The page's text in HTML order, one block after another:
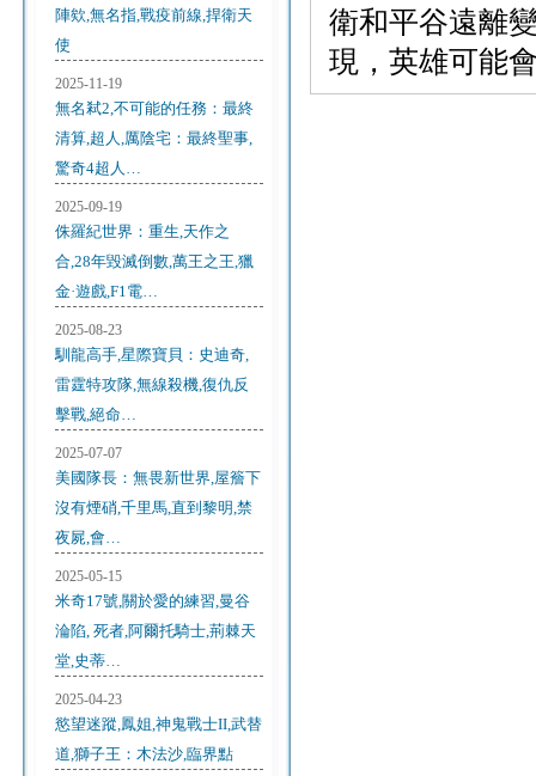
陣欸,無名指,戰疫前線,捍衛天
使
2025-11-19
無名弒2,不可能的任務：最終
清算,超人,厲陰宅：最終聖事,
驚奇4超人…
2025-09-19
侏羅紀世界：重生,天作之
合,28年毀滅倒數,萬王之王,獵
金·遊戲,F1電…
2025-08-23
馴龍高手,星際寶貝：史迪奇,
雷霆特攻隊,無線殺機,復仇反
擊戰,絕命…
2025-07-07
美國隊長：無畏新世界,屋簷下
沒有煙硝,千里馬,直到黎明,禁
夜屍,會…
2025-05-15
米奇17號,關於愛的練習,曼谷
淪陷, 死者,阿爾托騎士,荊棘天
堂,史蒂…
2025-04-23
慾望迷蹤,鳳姐,神鬼戰士II,武替
道,獅子王：木法沙,臨界點
衛和平谷遠離
現，英雄可能